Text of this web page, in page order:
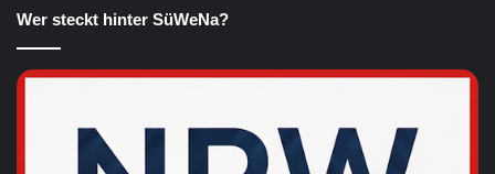
Wer steckt hinter SüWeNa?